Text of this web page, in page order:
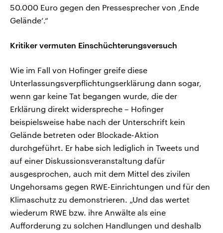
50.000 Euro gegen den Pressesprecher von ‚Ende
Gelände‘.“
Kritiker vermuten Einschüchterungsversuch
Wie im Fall von Hofinger greife diese
Unterlassungsverpflichtungserklärung dann sogar,
wenn gar keine Tat begangen wurde, die der
Erklärung direkt widerspreche – Hofinger
beispielsweise habe nach der Unterschrift kein
Gelände betreten oder Blockade-Aktion
durchgeführt. Er habe sich lediglich in Tweets und
auf einer Diskussionsveranstaltung dafür
ausgesprochen, auch mit dem Mittel des zivilen
Ungehorsams gegen RWE-Einrichtungen und für den
Klimaschutz zu demonstrieren. „Und das wertet
wiederum RWE bzw. ihre Anwälte als eine
Aufforderung zu solchen Handlungen und deshalb